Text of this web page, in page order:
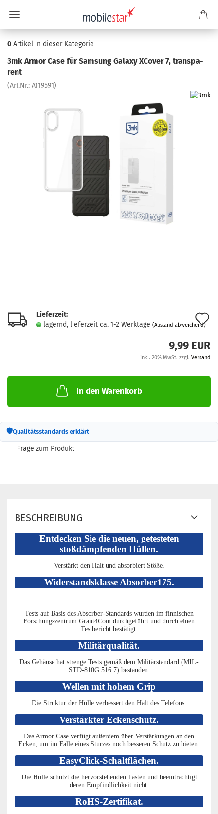
0 Artikel in dieser Kategorie
3mk Armor Case für Sam­sung Ga­la­xy XCo­ver 7, trans­pa­
rent
(Art.Nr.: A119591)
Lieferzeit:
lagernd, lieferzeit ca. 1-2 Werktage (Ausland abweichend)
9,99 EUR
inkl. 20% MwSt. zzgl. Versand
In den Warenkorb
🛡Qualitätsstandards erklärt
Frage zum Produkt
BESCHREIBUNG
Entdecken Sie die neuen, getesteten
stoßdämpfenden Hüllen.
Verstärkt den Halt und absorbiert Stöße.
Widerstandsklasse Absorber175.
Tests auf Basis des Absorber-Standards wurden im finnischen
Forschungszentrum Grant4Com durchgeführt und durch einen
Testbericht bestätigt.
Militärqualität.
Das Gehäuse hat strenge Tests gemäß dem Militärstandard (MIL-
STD-810G 516.7) bestanden.
Wellen mit hohem Grip
Die Struktur der Hülle verbessert den Halt des Telefons.
Verstärkter Eckenschutz.
Das Armor Case verfügt außerdem über Verstärkungen an den
Ecken, um im Falle eines Sturzes noch besseren Schutz zu bieten.
EasyClick-Schaltflächen.
Die Hülle schützt die hervorstehenden Tasten und beeinträchtigt
deren Empfindlichkeit nicht.
RoHS-Zertifikat.